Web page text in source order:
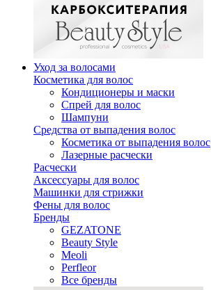
Уход за волосами
Косметика для волос
Кондиционеры и маски
Спрей для волос
Шампуни
Средства от выпадения волос
Косметика от выпадения волос
Лазерные расчески
Расчески
Аксессуары для волос
Машинки для стрижки
Фены для волос
Бренды
GEZATONE
Beauty Style
Meoli
Perfleor
Все бренды